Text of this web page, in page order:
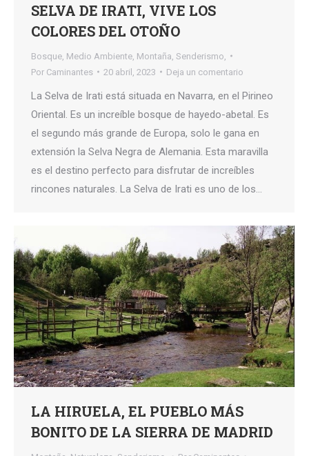
SELVA DE IRATI, VIVE LOS
COLORES DEL OTOÑO
Bosque Medio Ambiente Montaña Senderismo,
Por Caminantes 20 abril, 2023 Deja un comentario
La Selva de Irati está situada en Navarra, en el Pirineo
Oriental. Es un increíble bosque de hayedo-abetal. Es
el segundo más grande de Europa, solo le gana en
extensión la Selva Negra de Alemania. Esta maravilla
es el destino perfecto para disfrutar de increíbles
rincones naturales. La Selva de Irati es uno de los…
LA HIRUELA, EL PUEBLO MÁS
BONITO DE LA SIERRA DE MADRID